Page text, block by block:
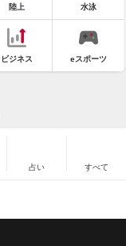
陸上 水泳
ビジネス eスポーツ
占い すべて